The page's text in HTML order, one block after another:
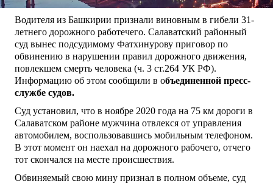
Водителя из Башкирии признали виновным в гибели 31-
летнего дорожного работечего. Салаватский районный
суд вынес подсудимому Фатхинурову приговор по
обвинению в нарушении правил дорожного движения,
повлекшем смерть человека (ч. 3 ст.264 УК РФ).
Информацию об этом сообщили в объединенной пресс-
службе судов.
Суд установил, что в ноябре 2020 года на 75 км дороги в
Салаватском районе мужчина отвлекся от управления
автомобилем, воспользовавшись мобильным телефоном.
В этот момент он наехал на дорожного рабочего, отчего
тот скончался на месте происшествия.
Обвиняемый свою мину признал в полном объеме, суд